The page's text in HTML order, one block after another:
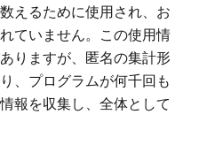
えるために使用され、お
ていません。この使用情
りますが、匿名の集計形
、プログラムが何千回も
報を収集し、全体として